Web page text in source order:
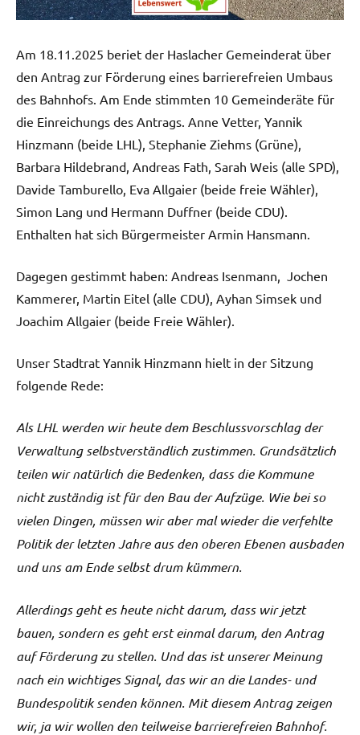
Am 18.11.2025 beriet der Haslacher Gemeinderat über
den Antrag zur Förderung eines barrierefreien Umbaus
des Bahnhofs. Am Ende stimmten 10 Gemeinderäte für
die Einreichungs des Antrags. Anne Vetter, Yannik
Hinzmann (beide LHL), Stephanie Ziehms (Grüne),
Barbara Hildebrand, Andreas Fath, Sarah Weis (alle SPD),
Davide Tamburello, Eva Allgaier (beide freie Wähler),
Simon Lang und Hermann Duffner (beide CDU).
Enthalten hat sich Bürgermeister Armin Hansmann.
Dagegen gestimmt haben: Andreas Isenmann, Jochen
Kammerer, Martin Eitel (alle CDU), Ayhan Simsek und
Joachim Allgaier (beide Freie Wähler).
Unser Stadtrat Yannik Hinzmann hielt in der Sitzung
folgende Rede:
Als LHL werden wir heute dem Beschlussvorschlag der
Verwaltung selbstverständlich zustimmen. Grundsätzlich
teilen wir natürlich die Bedenken, dass die Kommune
nicht zuständig ist für den Bau der Aufzüge. Wie bei so
vielen Dingen, müssen wir aber mal wieder die verfehlte
Politik der letzten Jahre aus den oberen Ebenen ausbaden
und uns am Ende selbst drum kümmern.
Allerdings geht es heute nicht darum, dass wir jetzt
bauen, sondern es geht erst einmal darum, den Antrag
auf Förderung zu stellen. Und das ist unserer Meinung
nach ein wichtiges Signal, das wir an die Landes- und
Bundespolitik senden können. Mit diesem Antrag zeigen
wir, ja wir wollen den teilweise barrierefreien Bahnhof.